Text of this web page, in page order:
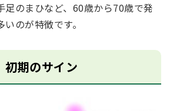
足のまひなど、60歳から70歳で発
のが特徴です。
初期のサイン